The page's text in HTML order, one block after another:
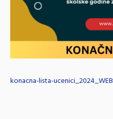
konacna-lista-ucenici_2024_WEB